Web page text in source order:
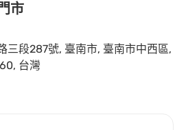
市
三段287號, 臺南市, 臺南市中西區,
台灣